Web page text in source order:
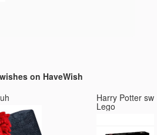
on HaveWish
Harry Potter
Lego